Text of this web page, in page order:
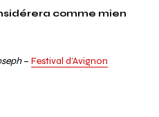
comme mien
– Festival d’Avignon